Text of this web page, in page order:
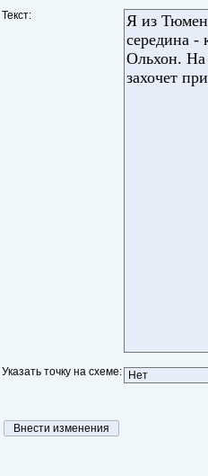
Текст:
Указать точку на схеме: